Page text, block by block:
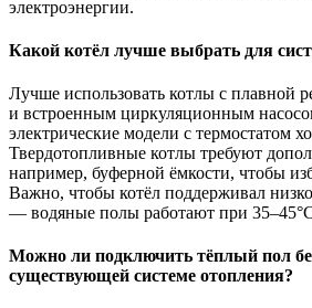
электроэнергии.
Какой котёл лучше выбрать для
Лучше использовать котлы с плавной
и встроенным циркуляционным
электрические модели с термостатом
Твердотопливные котлы требуют
например, буферной ёмкости, чтобы
Важно, чтобы котёл поддерживал
— водяные полы работают при
Можно ли подключить тёплый пол
существующей системе отопления?